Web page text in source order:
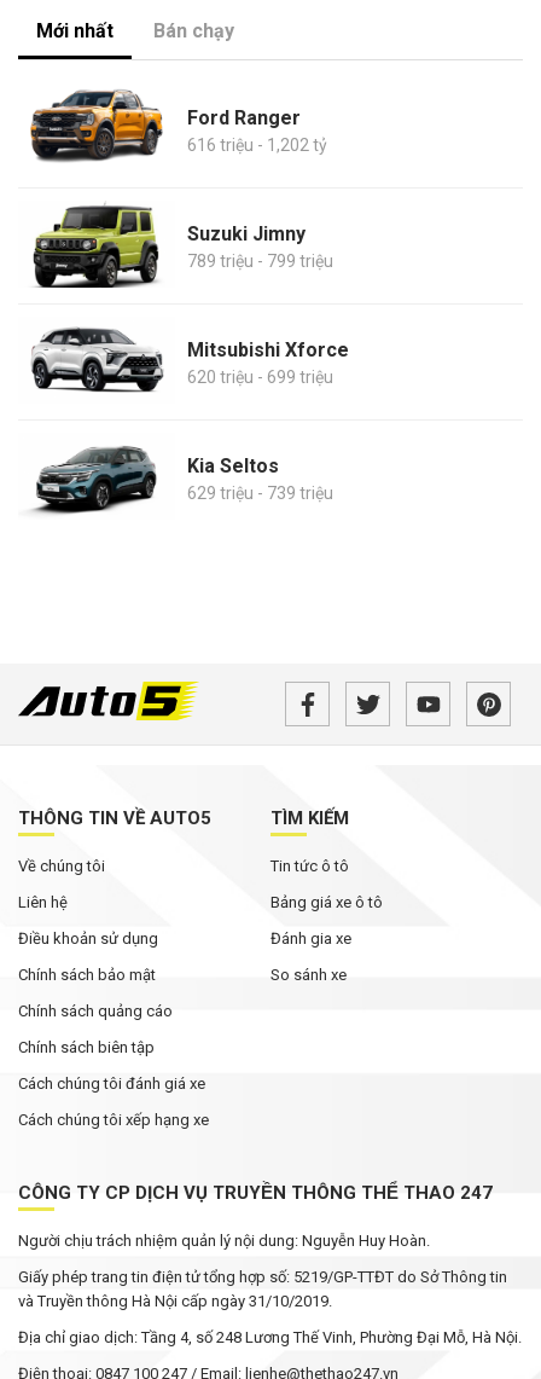
Mới nhất Bán chạy
Ford Ranger
616 triệu - 1,202 tỷ
Suzuki Jimny
789 triệu - 799 triệu
Mitsubishi Xforce
620 triệu - 699 triệu
Kia Seltos
629 triệu - 739 triệu
THÔNG TIN VỀ AUTO5
Về chúng tôi
Liên hệ
Điều khoản sử dụng
Chính sách bảo mật
Chính sách quảng cáo
Chính sách biên tập
Cách chúng tôi đánh giá xe
Cách chúng tôi xếp hạng xe
TÌM KIẾM
Tin tức ô tô
Bảng giá xe ô tô
Đánh gia xe
So sánh xe
CÔNG TY CP DỊCH VỤ TRUYỀN THÔNG THỂ THAO 247
Người chịu trách nhiệm quản lý nội dung: Nguyễn Huy Hoàn.
Giấy phép trang tin điện tử tổng hợp số: 5219/GP-TTĐT do Sở Thông tin
và Truyền thông Hà Nội cấp ngày 31/10/2019.
Địa chỉ giao dịch: Tầng 4, số 248 Lương Thế Vinh, Phường Đại Mỗ, Hà Nội.
Điện thoại: 0847 100 247 / Email: lienhe@thethao247.vn